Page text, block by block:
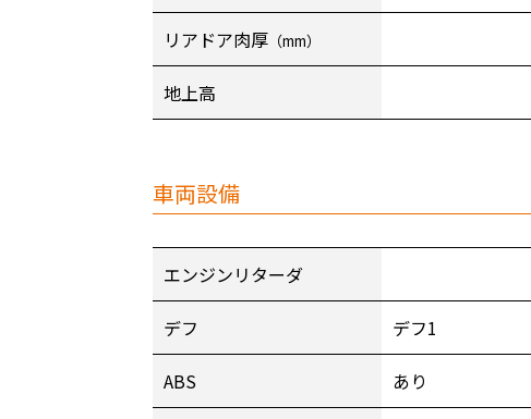
リアドア肉厚 （mm）
地上高
車両設備
エンジンリターダ
デフ デフ1
ABS あり